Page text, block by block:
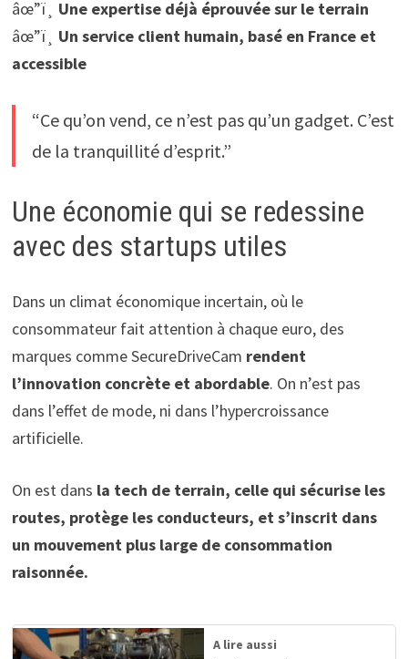
âœ”ï¸ Une expertise déjà éprouvée sur le terrain
âœ”ï¸ Un service client humain, basé en France et
accessible
“Ce qu’on vend, ce n’est pas qu’un gadget. C’est
de la tranquillité d’esprit.”
Une économie qui se redessine
avec des startups utiles
Dans un climat économique incertain, où le
consommateur fait attention à chaque euro, des
marques comme SecureDriveCam rendent
l’innovation concrète et abordable. On n’est pas
dans l’effet de mode, ni dans l’hypercroissance
artificielle.
On est dans la tech de terrain, celle qui sécurise les
routes, protège les conducteurs, et s’inscrit dans
un mouvement plus large de consommation
raisonnée.
A lire aussi